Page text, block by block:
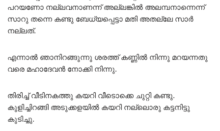
പറയണോ നല്ലവനാണന്ന് അല്ലങ്കിൽ അലമ്പനാന്നെന്ന്
സാറു തന്നെ കണ്ടു ബേധ്യപ്പെട്ടാ മതി അതല്ലേ സാർ
നല്ലത്.
എന്നാൽ ഞാനിറങ്ങുന്നു ശരത്ത് കണ്ണിൽ നിന്നു മറയന്നതു
വരെ മഹാദേവൻ നോക്കി നിന്നു.
തിരിച്ച് വീടിനകത്തു കയറി വീടൊക്കെ ചുറ്റി കണ്ടു.
കുളിച്ചിറങ്ങി അടുക്കളയിൽ കയറി നല്ലൊരു കട്ടനിട്ടു
കുടിച്ചു.